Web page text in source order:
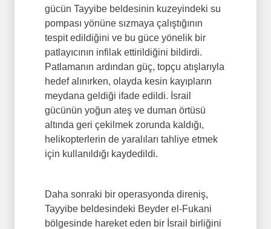
gücün Tayyibe beldesinin kuzeyindeki su
pompası yönüne sızmaya çalıştığının
tespit edildiğini ve bu güce yönelik bir
patlayıcının infilak ettirildiğini bildirdi.
Patlamanın ardından güç, topçu atışlarıyla
hedef alınırken, olayda kesin kayıpların
meydana geldiği ifade edildi. İsrail
gücünün yoğun ateş ve duman örtüsü
altında geri çekilmek zorunda kaldığı,
helikopterlerin de yaralıları tahliye etmek
için kullanıldığı kaydedildi.
Daha sonraki bir operasyonda direniş,
Tayyibe beldesindeki Beyder el-Fukani
bölgesinde hareket eden bir İsrail birliğini